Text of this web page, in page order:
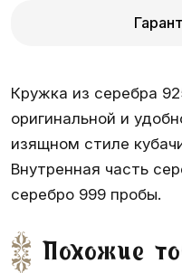
Кружка из серебра
оригинальной и
изящном стиле
Внутренная часть
серебро 999 пробы.
Похожие